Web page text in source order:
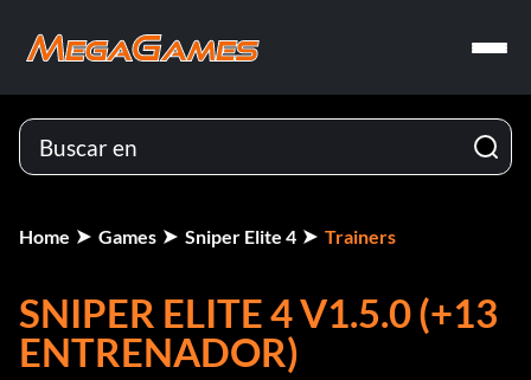
Home Games Sniper Elite 4 Trainers
SNIPER ELITE 4 V1.5.0 (+13
ENTRENADOR)